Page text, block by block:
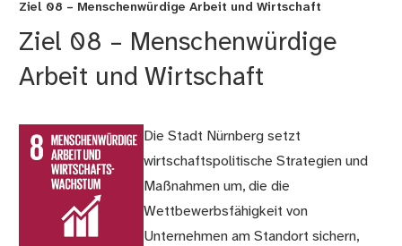
Ziel 08 – Menschenwürdige Arbeit und Wirtschaft
Ziel 08 – Menschenwürdige
Arbeit und Wirtschaft
Die Stadt Nürnberg setzt
wirtschaftspolitische Strategien und
Maßnahmen um, die die
Wettbewerbsfähigkeit von
Unternehmen am Standort sichern,